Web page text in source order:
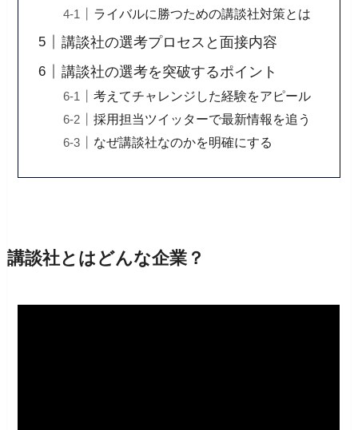
ライバルに勝つための講談社対策とは
講談社の選考プロセスと面接内容
講談社の選考を突破するポイント
考えてチャレンジした経験をアピール
採用担当ツイッターで最新情報を追う
なぜ講談社なのかを明確にする
講談社とはどんな企業？